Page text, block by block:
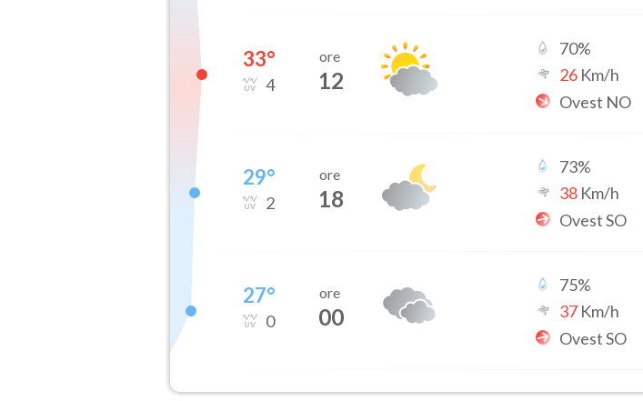
33°
4
ore
12
70%
26 Km/h
Ovest NO
29°
2
ore
18
73%
38 Km/h
Ovest SO
27°
0
ore
00
75%
37 Km/h
Ovest SO